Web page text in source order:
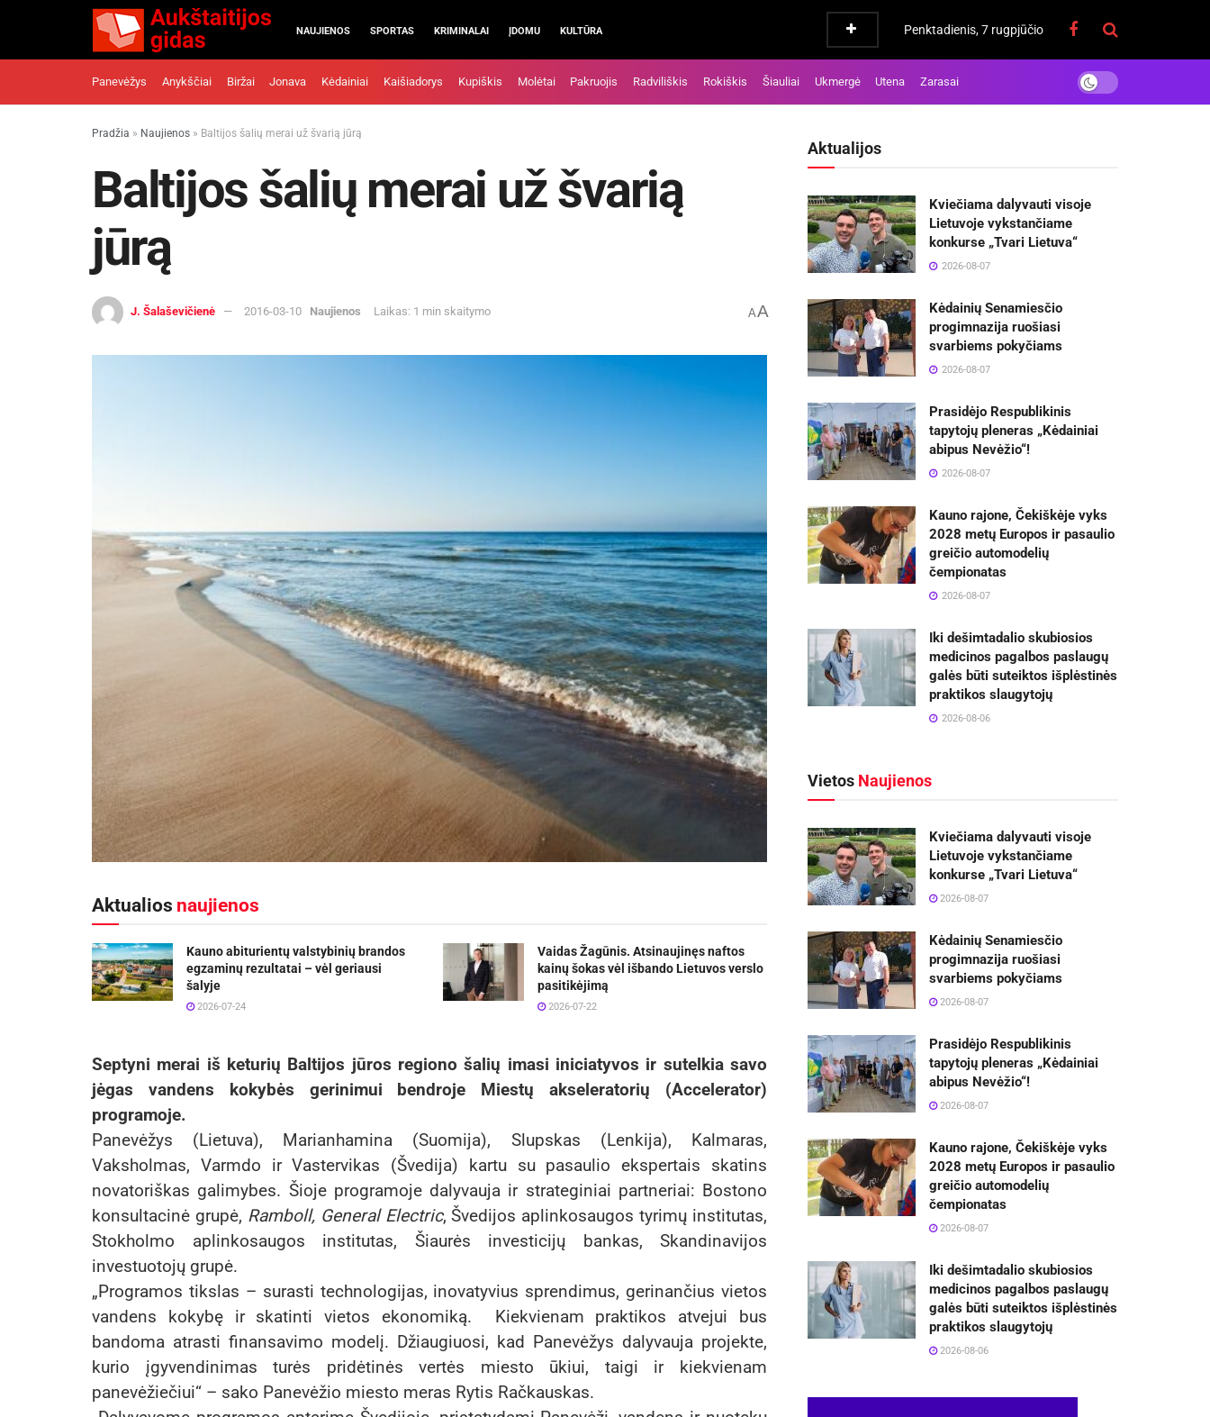
NAUJIENOS SPORTAS KRIMINALAI ĮDOMU KULTŪRA Penktadienis, 7 rugpjūčio
Panevėžys Anykščiai Biržai Jonava Kėdainiai Kaišiadorys Kupiškis Molėtai Pakruojis Radviliškis Rokiškis Šiauliai Ukmergė Utena Zarasai
Pradžia » Naujienos » Baltijos šalių merai už švarią jūrą
Baltijos šalių merai už švarią
jūrą
J. Šalaševičienė 2016-03-10 Naujienos Laikas: 1 min skaitymo AA
Aktualios naujienos
Kauno abiturientų valstybinių brandos
egzaminų rezultatai – vėl geriausi
šalyje
2026-07-24
Vaidas Žagūnis. Atsinaujinęs naftos
kainų šokas vėl išbando Lietuvos verslo
pasitikėjimą
2026-07-22
Septyni merai iš keturių Baltijos jūros regiono šalių imasi iniciatyvos ir sutelkia savo
jėgas vandens kokybės gerinimui bendroje Miestų akseleratorių (Accelerator)
programoje.
Panevėžys (Lietuva), Marianhamina (Suomija), Slupskas (Lenkija), Kalmaras,
Vaksholmas, Varmdo ir Vastervikas (Švedija) kartu su pasaulio ekspertais skatins
novatoriškas galimybes. Šioje programoje dalyvauja ir strateginiai partneriai: Bostono
konsultacinė grupė, Ramboll, General Electric, Švedijos aplinkosaugos tyrimų institutas,
Stokholmo aplinkosaugos institutas, Šiaurės investicijų bankas, Skandinavijos
investuotojų grupė.
„Programos tikslas – surasti technologijas, inovatyvius sprendimus, gerinančius vietos
vandens kokybę ir skatinti vietos ekonomiką. Kiekvienam praktikos atvejui bus
bandoma atrasti finansavimo modelį. Džiaugiuosi, kad Panevėžys dalyvauja projekte,
kurio įgyvendinimas turės pridėtinės vertės miesto ūkiui, taigi ir kiekvienam
panevėžiečiui“ – sako Panevėžio miesto meras Rytis Račkauskas.
Aktualijos
Kviečiama dalyvauti visoje
Lietuvoje vykstančiame
konkurse „Tvari Lietuva“
2026-08-07
Kėdainių Senamiesčio
progimnazija ruošiasi
svarbiems pokyčiams
2026-08-07
Prasidėjo Respublikinis
tapytojų pleneras „Kėdainiai
abipus Nevėžio“!
2026-08-07
Kauno rajone, Čekiškėje vyks
2028 metų Europos ir pasaulio
greičio automodelių
čempionatas
2026-08-07
Iki dešimtadalio skubiosios
medicinos pagalbos paslaugų
galės būti suteiktos išplėstinės
praktikos slaugytojų
2026-08-06
Vietos Naujienos
Kviečiama dalyvauti visoje
Lietuvoje vykstančiame
konkurse „Tvari Lietuva“
2026-08-07
Kėdainių Senamiesčio
progimnazija ruošiasi
svarbiems pokyčiams
2026-08-07
Prasidėjo Respublikinis
tapytojų pleneras „Kėdainiai
abipus Nevėžio“!
2026-08-07
Kauno rajone, Čekiškėje vyks
2028 metų Europos ir pasaulio
greičio automodelių
čempionatas
2026-08-07
Iki dešimtadalio skubiosios
medicinos pagalbos paslaugų
galės būti suteiktos išplėstinės
praktikos slaugytojų
2026-08-06